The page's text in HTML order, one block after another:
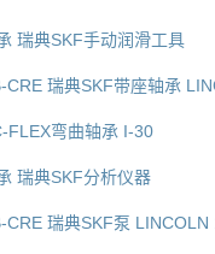
瑞典SKF手动润滑工具
CRE 瑞典SKF带座轴承
FLEX弯曲轴承 I-30
瑞典SKF分析仪器
CRE 瑞典SKF泵 LINCOLN